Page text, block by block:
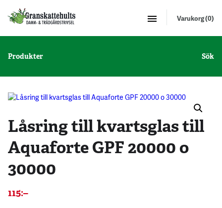
Varukorg (0)
Produkter Sök
Låsring till kvartsglas till
Aquaforte GPF 20000 o
30000
115:–